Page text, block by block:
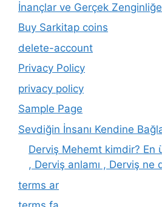
İnançlar ve Gerçek
Buy Sarkitap coins
delete-account
Privacy Policy
privacy policy
Sample Page
Sevdiğin İnsanı Kendine
Derviş Mehemt kimdir? En
, Derviş anlamı , Derviş ne
terms ar